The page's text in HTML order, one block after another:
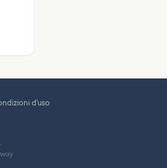
d'uso